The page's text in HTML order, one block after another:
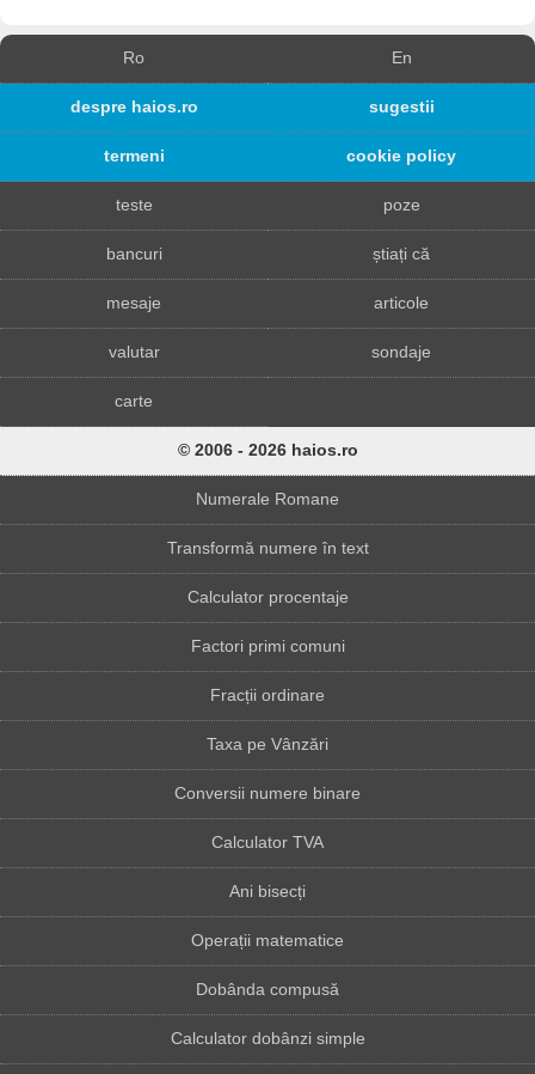
Ro En
despre haios.ro sugestii
termeni cookie policy
teste poze
bancuri știați că
mesaje articole
valutar sondaje
carte
© 2006 - 2026 haios.ro
Numerale Romane
Transformă numere în text
Calculator procentaje
Factori primi comuni
Fracții ordinare
Taxa pe Vânzări
Conversii numere binare
Calculator TVA
Ani bisecți
Operații matematice
Dobânda compusă
Calculator dobânzi simple